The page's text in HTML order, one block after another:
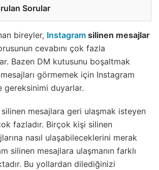
Sorular
bireyler, Instagram silinen mesajlar
cevabını çok fazla
Bazen DM kutusunu boşaltmak
görmemek için Instagram
gereksinimi duyarlar.
mesajlara geri ulaşmak isteyen
çok fazladır. Birçok kişi silinen
nasıl ulaşabileceklerini merak
silinen mesajlara ulaşmanın farklı
Bu yollardan dilediğinizi